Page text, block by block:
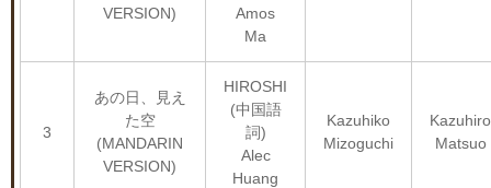
VERSION)
Amos
Ma
3
あの日、見え
た空
(MANDARIN
VERSION)
HIROSHI
(中国語
詞)
Alec
Huang
Kazuhiko
Mizoguchi
Kazuhiro
Matsuo